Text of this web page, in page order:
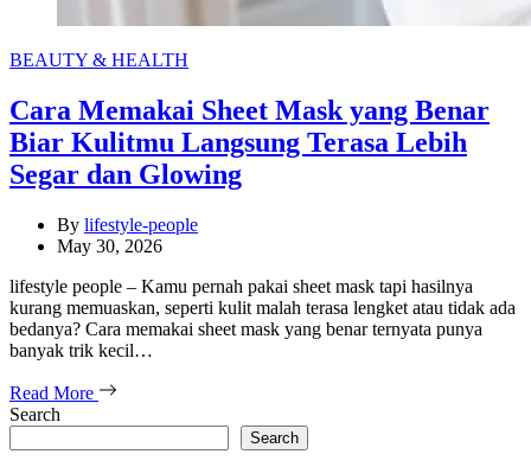
Categories
BEAUTY & HEALTH
Cara Memakai Sheet Mask yang Benar
Biar Kulitmu Langsung Terasa Lebih
Segar dan Glowing
By lifestyle-people
May 30, 2026
lifestyle people – Kamu pernah pakai sheet mask tapi hasilnya
kurang memuaskan, seperti kulit malah terasa lengket atau tidak ada
bedanya? Cara memakai sheet mask yang benar ternyata punya
banyak trik kecil…
Read More
Search
Search